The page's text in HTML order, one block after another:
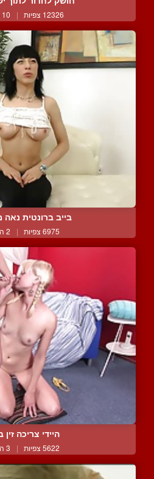
12326 צפיות | 10 המלצות
בייב ברונטית נאה
6975 צפיות | 2 המלצות
היידי צריכה
5622 צפיות | 3 המלצות